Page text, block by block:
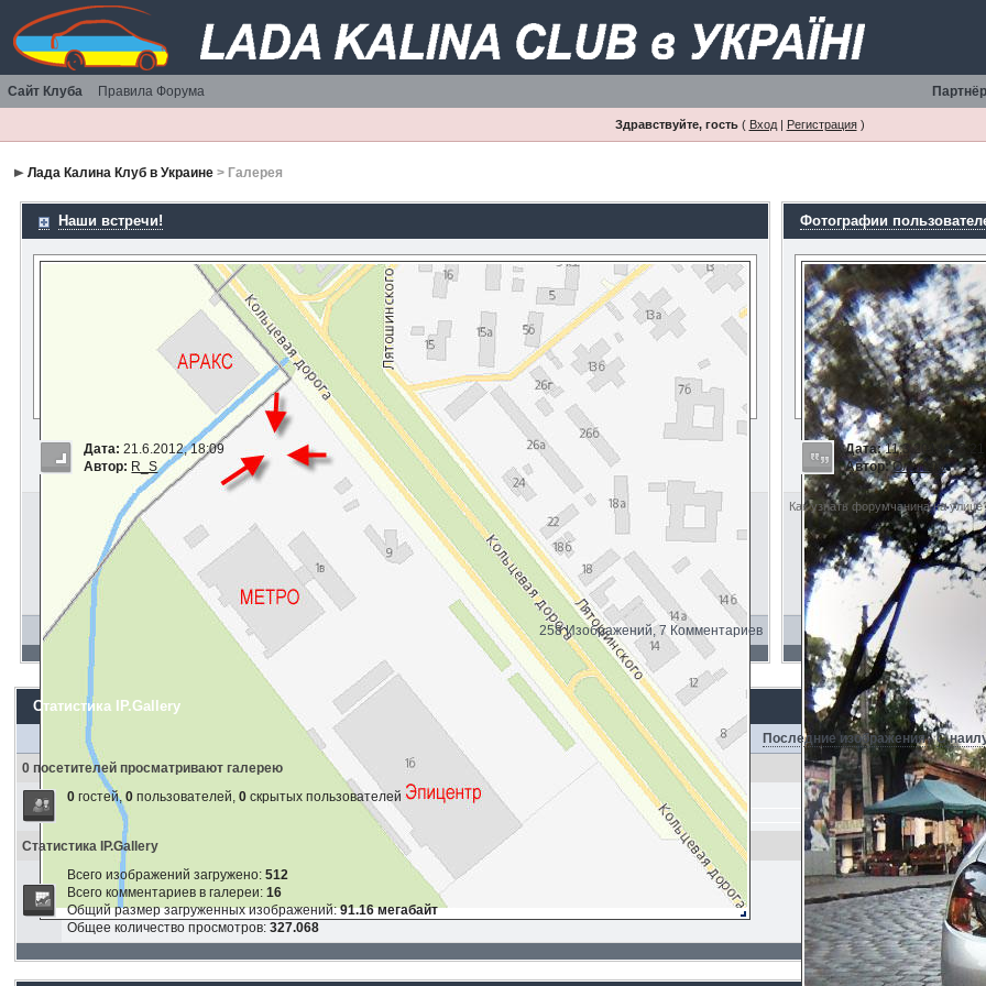
Сайт Клуба Правила Форума
Здравствуйте, гость( Вход| Регистрация)
Лада Калина Клуб в Украине > Галерея
Наши встречи!
Дата: 21.6.2012, 18:09
Автор: R_S
258 Изображений, 7 Комментариев
Фотографии
Дата:11.3.2014, 23:21
Автор: Олег808
Как узнать форумчанина на
Статистика IP.Gallery
Последние изображения·С
0 посетителей просматривают галерею
0 гостей,0 пользователей,0 скрытых пользователей
Статистика IP.Gallery
Всего изображений загружено:512
Всего комментариев в галереи:16
Общий размер загруженных изображений:91.16 мегабайт
Общее количество просмотров:327.068